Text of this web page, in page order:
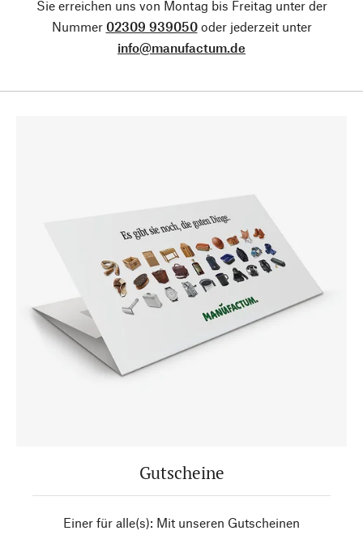
Sie erreichen uns von Montag bis Freitag unter der
Nummer 02309 939050oder jederzeit unter
info@manufactum.de
Gutscheine
Einer für alle(s): Mit unseren Gutscheinen